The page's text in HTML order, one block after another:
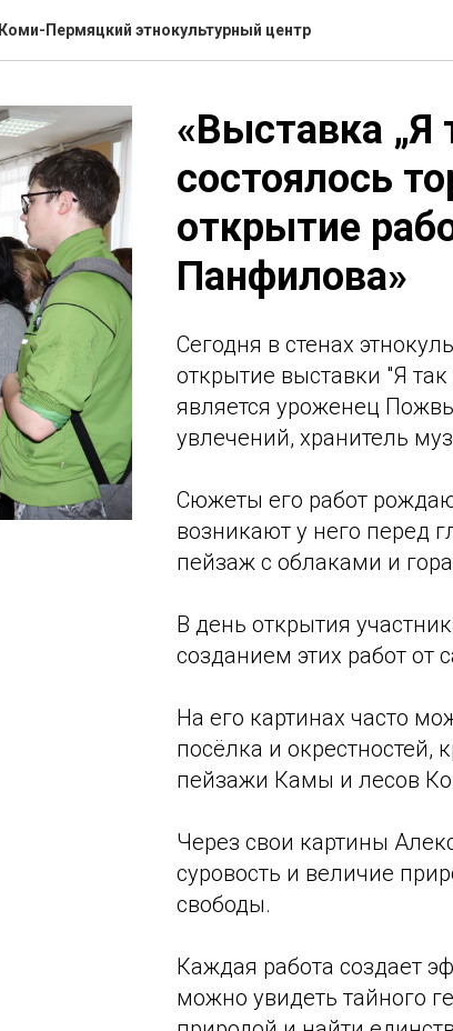
Коми-Пермяцкий этнокультурный центр
«Выставка „Я
состоялось
открытие
Панфилова»
Сегодня в стенах
открытие выставки "Я
является уроженец
увлечений, хранитель
Сюжеты его работ
возникают у него перед
пейзаж с облаками и
В день открытия
созданием этих работ от
На его картинах часто
посёлка и окрестностей,
пейзажи Камы и лесов
Через свои картины
суровость и величие
свободы.
Каждая работа создает
можно увидеть тайного